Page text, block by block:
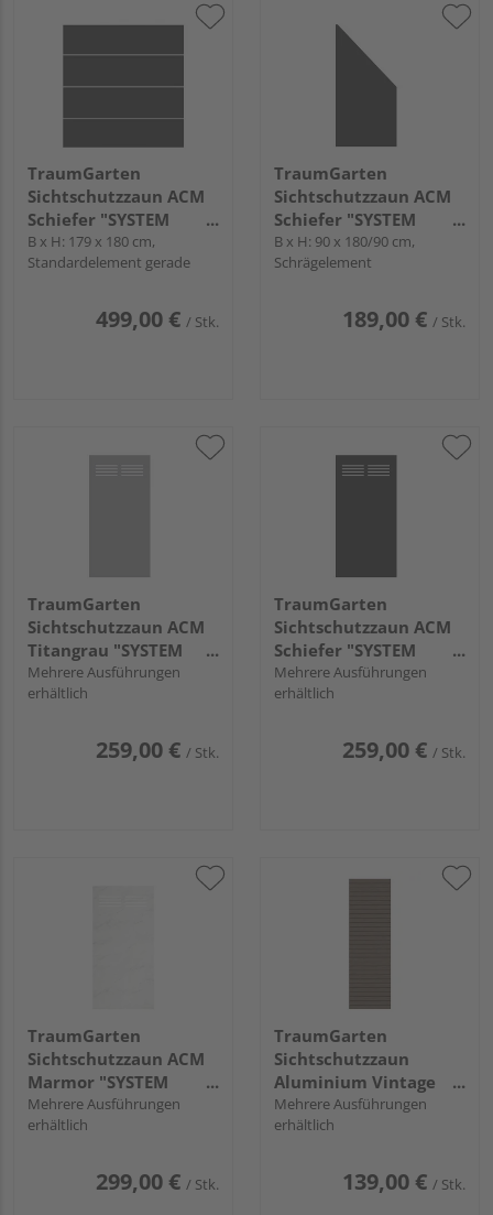
TraumGarten
Sichtschutzzaun ACM
Schiefer "SYSTEM
BOARD XL"
B x H: 179 x 180 cm,
Standardelement gerade
499,00 € / Stk.
TraumGarten
Sichtschutzzaun ACM
Schiefer "SYSTEM
BOARD"
B x H: 90 x 180/90 cm,
Schrägelement
189,00 € / Stk.
TraumGarten
Sichtschutzzaun ACM
Titangrau "SYSTEM
BOARD"
Mehrere Ausführungen
erhältlich
259,00 € / Stk.
TraumGarten
Sichtschutzzaun ACM
Schiefer "SYSTEM
BOARD"
Mehrere Ausführungen
erhältlich
259,00 € / Stk.
TraumGarten
Sichtschutzzaun ACM
Marmor "SYSTEM
BOARD"
Mehrere Ausführungen
erhältlich
299,00 € / Stk.
TraumGarten
Sichtschutzzaun
Aluminium Vintage
Oak "SYSTEM
RHOMBUS"
Mehrere Ausführungen
erhältlich
139,00 € / Stk.